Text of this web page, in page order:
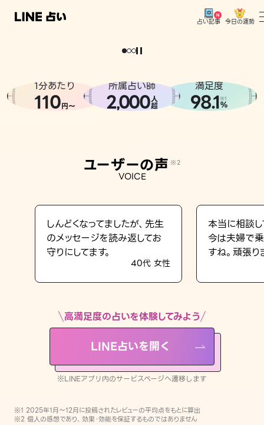
占い記事 今日の運勢
相談事例
LINE占いを開く
※LINEアプリ内のサービスページへ遷移します
どうせなら
。
1分あたり
110円〜
所属占い師
2,000人
超
満足度
98.1※1
%
ユーザーの声 ※2
VOICE
しんどくなってましたが、先生
のメッセージを読み返してお
守りにしてます。
40代 女性
本当に相談し
今は夫婦で
すね。頑張り
高満足度の占いを体験してみよう
LINE占いを開く
※LINEアプリ内のサービスページへ遷移します
※1 2025年1月〜12月に投稿されたレビューの平均点をもとに算出
※2 個人の感想であり、効果・効能を保証するものではありません